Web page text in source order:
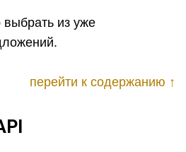
из уже
перейти к содержанию ↑